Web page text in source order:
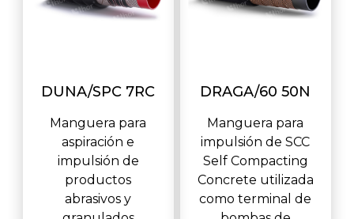
DUNA/SPC 7RC
Manguera para
aspiración e
impulsión de
productos
abrasivos y
DRAGA/60 50N
Manguera para
impulsión de SCC
Self Compacting
Concrete utilizada
como terminal de